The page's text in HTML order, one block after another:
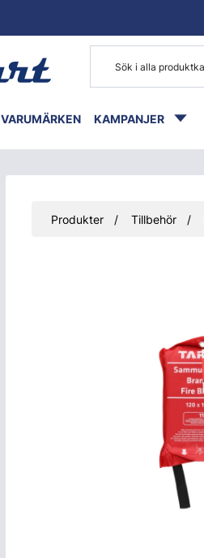
VARUMÄRKEN KAMPANJER
Produkter Tillbehör